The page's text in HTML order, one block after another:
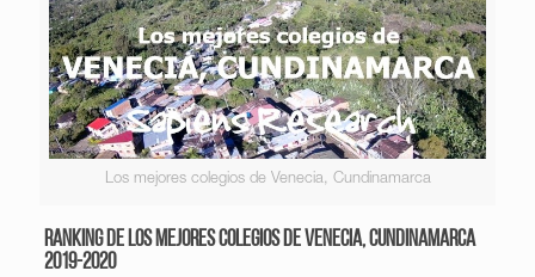
Los mejores colegios de Venecia, Cundinamarca
Ranking de los mejores colegios de Venecia, Cundinamarca
2019-2020